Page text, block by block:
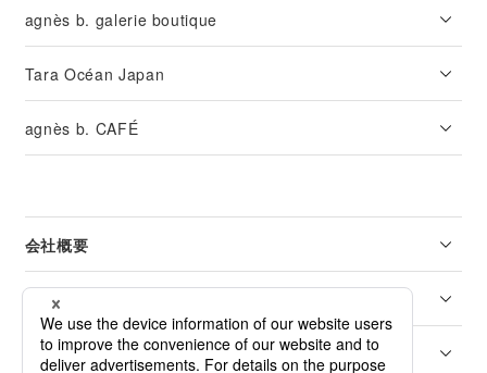
agnès b. galerie boutique
Tara Océan Japan
agnès b. CAFÉ
会社概要
リーガル
カスタマーサービス